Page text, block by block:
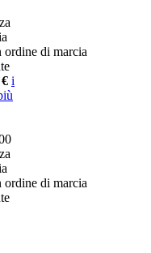
ordine di marcia
i
ordine di marcia